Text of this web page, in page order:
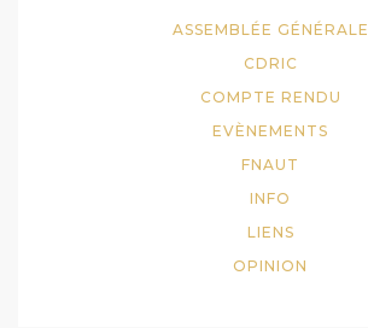
ASSEMBLÉE GÉNÉRALE
CDRIC
COMPTE RENDU
EVÈNEMENTS
FNAUT
INFO
LIENS
OPINION